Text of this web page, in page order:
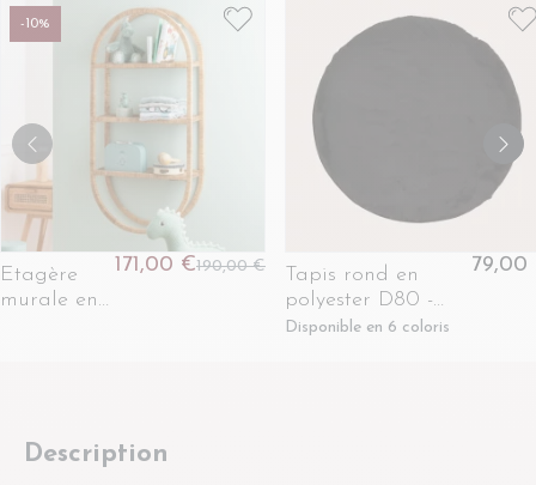
-10%
Etagère
murale en
171,00 €190,00 €
Tapis rond en
polyester D80 -
CIMES
Disponible en 6 coloris
79,00
Description